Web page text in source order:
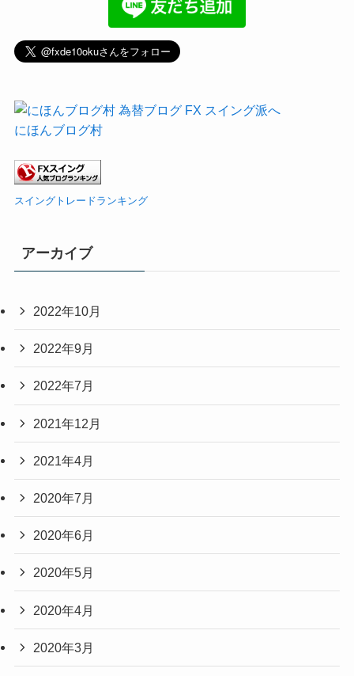
にほんブログ村
スイングトレードランキング
アーカイブ
2022年10月
2022年9月
2022年7月
2021年12月
2021年4月
2020年7月
2020年6月
2020年5月
2020年4月
2020年3月